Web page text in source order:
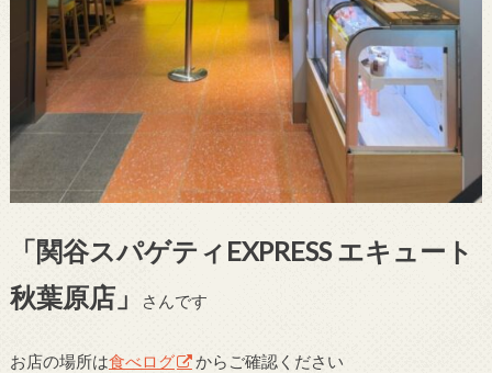
「関谷スパゲティEXPRESS エキュート
秋葉原店」
さんです
お店の場所は食べログ からご確認ください